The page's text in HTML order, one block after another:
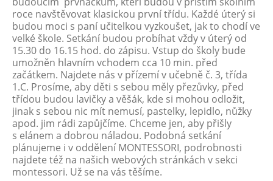
roce navštěvovat klasickou první třídu. Každé úterý si
budou moci s paní učitelkou vyzkoušet, jak to chodí ve
velké škole. Setkání budou probíhat vždy v úterý od
15.30 do 16.15 hod. do zápisu. Vstup do školy bude
umožněn hlavním vchodem cca 10 min. před
začátkem. Najdete nás v přízemí v učebně č. 3, třída
1.C. Prosíme, aby děti s sebou měly přezůvky, před
třídou budou lavičky a věšák, kde si mohou odložit,
jinak s sebou nic mít nemusí, pastelky, lepidlo, nůžky
apod. jim rádi zapůjčíme. Chceme jen, aby přišly
s elánem a dobrou náladou. Podobná setkání
plánujeme i v oddělení MONTESSORI, podrobnosti
najdete též na našich webových stránkách v sekci
montessori. Už se na vás těšíme.